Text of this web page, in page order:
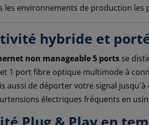
les environnements de production les
hybride et
non manageable 5 ports se
1 port fibre optique multimode à
aussi de déporter votre signal
électriques fréquents en